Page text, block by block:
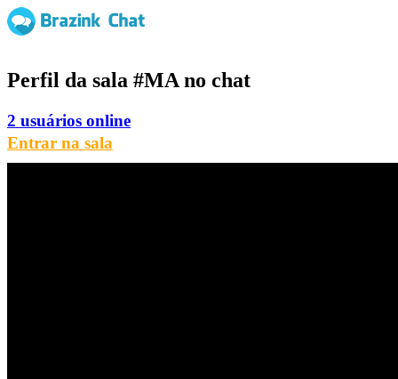
Perfil da sala #MA no chat
2 usuários online
Entrar na sala